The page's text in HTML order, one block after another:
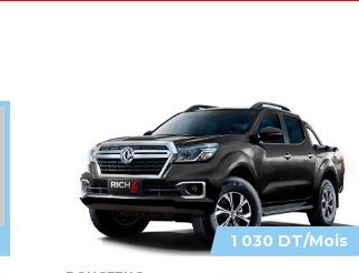
1 030 DT/Mois